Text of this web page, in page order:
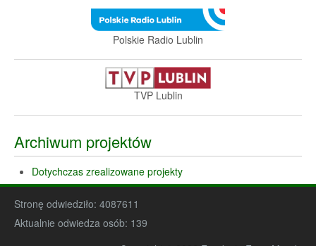
Polskie Radio Lublin
TVP Lublin
Archiwum projektów
Dotychczas zrealizowane projekty
Stronę odwiedziło: 4087611
Aktualnie odwiedza osób: 139